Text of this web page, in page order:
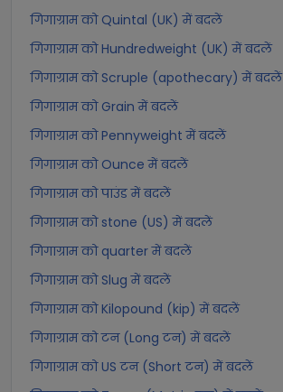
गिगाग्राम को Quintal (UK) में बदलें
गिगाग्राम को Hundredweight (UK) में बदलें
गिगाग्राम को Scruple (apothecary) में बदलें
गिगाग्राम को Grain में बदलें
गिगाग्राम को Pennyweight में बदलें
गिगाग्राम को Ounce में बदलें
गिगाग्राम को पाउंड में बदलें
गिगाग्राम को stone (US) में बदलें
गिगाग्राम को quarter में बदलें
गिगाग्राम को Slug में बदलें
गिगाग्राम को Kilopound (kip) में बदलें
गिगाग्राम को टन (Long टन) में बदलें
गिगाग्राम को US टन (Short टन) में बदलें